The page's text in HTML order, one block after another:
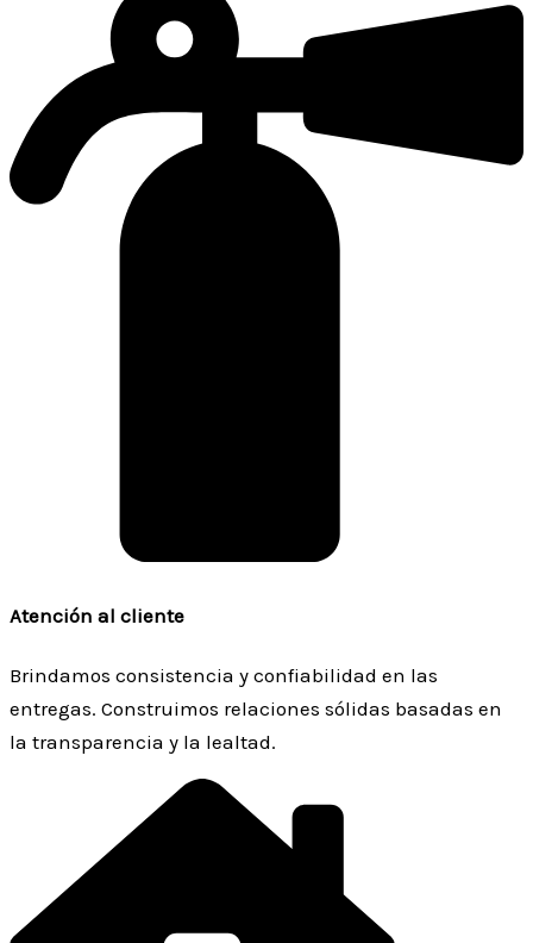
Atención al cliente
Brindamos consistencia y confiabilidad en las
entregas. Construimos relaciones sólidas basadas en
la transparencia y la lealtad.